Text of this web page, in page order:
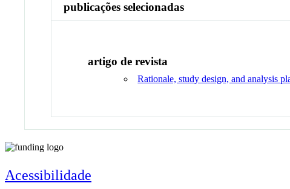
publicações selecionadas
artigo de revista
Rationale, study design, and analysis
Acessibilidade